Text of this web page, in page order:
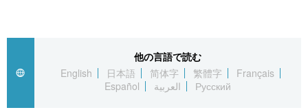
Русский
経済・ビジネス
国際
トップ
アーカイブ
In-depth
Japan Data
他の言語で読む
English
日本語 简体字 繁體字
Français
Español
العربية Русский